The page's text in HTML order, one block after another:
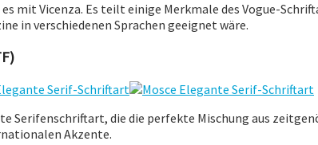
es mit Vicenza. Es teilt einige Merkmale des Vogue-
in verschiedenen Sprachen geeignet wäre.
Serifenschriftart, die die perfekte Mischung aus
Akzente.